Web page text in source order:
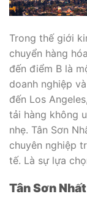
Trong thế giới
chuyển hàng
đến điểm B là
doanh nghiệp
đến Los
tải hàng không
nhẹ. Tân Sơn
chuyên nghiệp
tế. Là sự lựa
Tân Sơn